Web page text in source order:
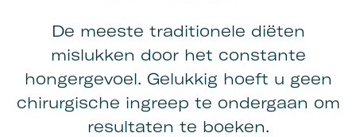
De meeste traditionele diëten
mislukken door het constante
hongergevoel. Gelukkig hoeft u geen
chirurgische ingreep te ondergaan om
resultaten te boeken.